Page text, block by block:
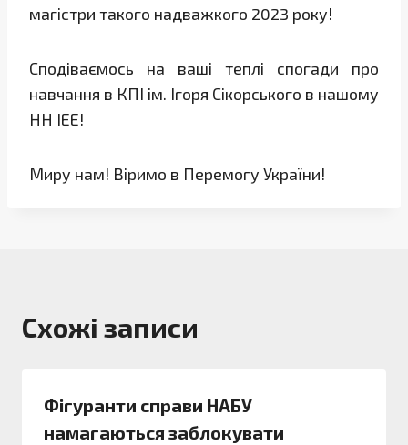
магістри такого надважкого 2023 року!
Сподіваємось на ваші теплі спогади про
навчання в КПІ ім. Ігоря Сікорського в нашому
НН ІЕЕ!
Миру нам! Віримо в Перемогу України!
Схожі записи
Фігуранти справи НАБУ
намагаються заблокувати